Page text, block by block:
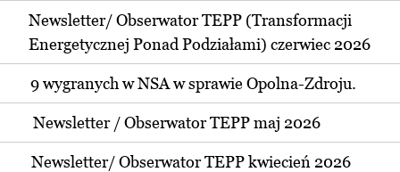
Newsletter/ Obserwator TEPP (Transformacji
Energetycznej Ponad Podziałami) czerwiec 2026
9 wygranych w NSA w sprawie Opolna-Zdroju.
Newsletter / Obserwator TEPP maj 2026
Newsletter/ Obserwator TEPP kwiecień 2026